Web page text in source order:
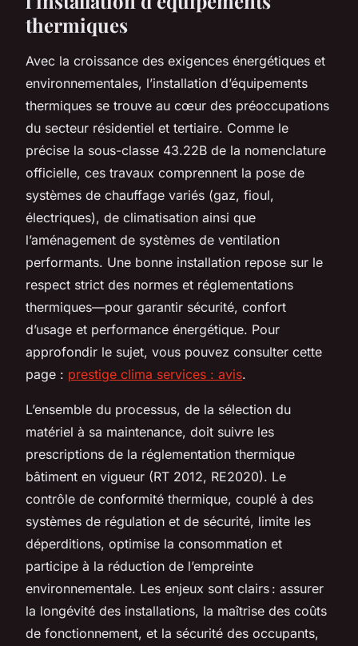
thermiques
Avec la croissance des exigences énergétiques et
environnementales, l’installation d’équipements
thermiques se trouve au cœur des préoccupations
du secteur résidentiel et tertiaire. Comme le
précise la sous-classe 43.22B de la nomenclature
officielle, ces travaux comprennent la pose de
systèmes de chauffage variés (gaz, fioul,
électriques), de climatisation ainsi que
l’aménagement de systèmes de ventilation
performants. Une bonne installation repose sur le
respect strict des normes et réglementations
thermiques—pour garantir sécurité, confort
d’usage et performance énergétique. Pour
approfondir le sujet, vous pouvez consulter cette
page : prestige clima services : avis.
L’ensemble du processus, de la sélection du
matériel à sa maintenance, doit suivre les
prescriptions de la réglementation thermique
bâtiment en vigueur (RT 2012, RE2020). Le
contrôle de conformité thermique, couplé à des
systèmes de régulation et de sécurité, limite les
déperditions, optimise la consommation et
participe à la réduction de l’empreinte
environnementale. Les enjeux sont clairs : assurer
la longévité des installations, la maîtrise des coûts
de fonctionnement, et la sécurité des occupants,